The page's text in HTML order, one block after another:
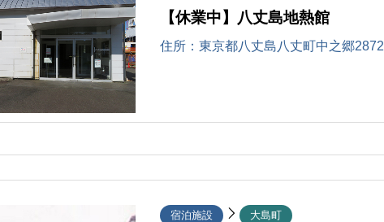
【休業中】八丈島地熱館
住所：東京都八丈島八丈町中之郷2872
宿泊施設 大島町